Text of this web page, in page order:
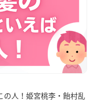
の人！姫宮桃李・飴村乱